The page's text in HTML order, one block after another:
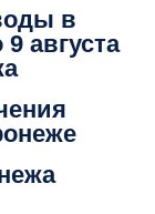
в
августа